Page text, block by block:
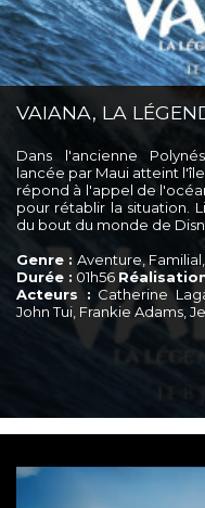
VAIANA, LA
Dans l'ancienne
lancée par Maui atteint
répond à l'appel de
pour rétablir la situation.
du bout du monde de
Genre : Aventure,
Durée : 01h56
Acteurs : Catherine
John Tui, Frankie Adams,